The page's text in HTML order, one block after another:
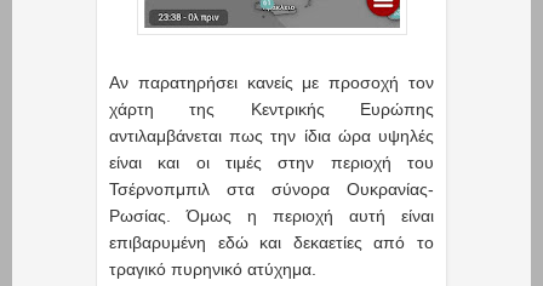
Αν παρατηρήσει κανείς με προσοχή τον
χάρτη της Κεντρικής Ευρώπης
αντιλαμβάνεται πως την ίδια ώρα υψηλές
είναι και οι τιμές στην περιοχή του
Τσέρνοπμπιλ στα σύνορα Ουκρανίας-
Ρωσίας. Όμως η περιοχή αυτή είναι
επιβαρυμένη εδώ και δεκαετίες από το
τραγικό πυρηνικό ατύχημα.